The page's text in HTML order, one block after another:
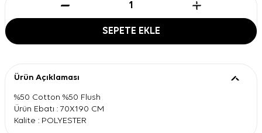
SEPETE EKLE
Ürün Açıklaması
%50 Cotton %50 Flush
Ürün Ebatı : 70X190 CM
Kalite : POLYESTER